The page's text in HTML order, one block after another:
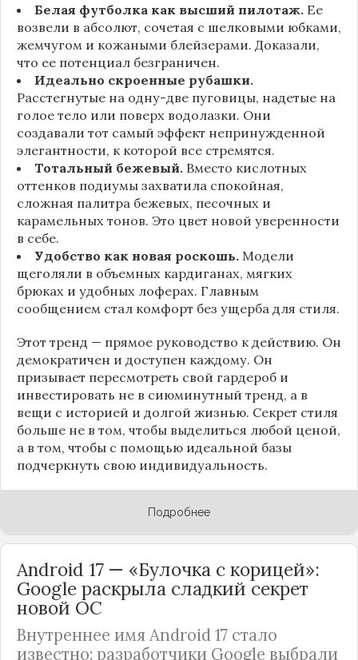
Белая футболка как высший пилотаж. Ее
возвели в абсолют, сочетая с шелковыми юбками,
жемчугом и кожаными блейзерами. Доказали,
что ее потенциал безграничен.
Идеально скроенные рубашки.
Расстегнутые на одну-две пуговицы, надетые на
голое тело или поверх водолазки. Они
создавали тот самый эффект непринужденной
элегантности, к которой все стремятся.
Тотальный бежевый. Вместо кислотных
оттенков подиумы захватила спокойная,
сложная палитра бежевых, песочных и
карамельных тонов. Это цвет новой уверенности
в себе.
Удобство как новая роскошь. Модели
щеголяли в объемных кардиганах, мягких
брюках и удобных лоферах. Главным
сообщением стал комфорт без ущерба для стиля.
Этот тренд — прямое руководство к действию. Он
демократичен и доступен каждому. Он
призывает пересмотреть свой гардероб и
инвестировать не в сиюминутный тренд, а в
вещи с историей и долгой жизнью. Секрет стиля
больше не в том, чтобы выделиться любой ценой,
а в том, чтобы с помощью идеальной базы
подчеркнуть свою индивидуальность.
Подробнее
Android 17 — «Булочка с корицей»:
Google раскрыла сладкий секрет
новой ОС
Внутреннее имя Android 17 стало
известно: разработчики Google выбрали